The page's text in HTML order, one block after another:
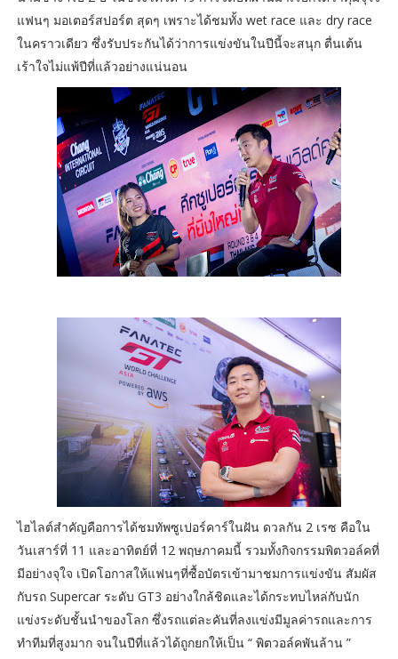
แฟนๆ มอเตอร์สปอร์ต สุดๆ เพราะได้ชมทั้ง wet race และ dry race
ในคราวเดียว ซึ่งรับประกันได้ว่าการแข่งขันในปีนี้จะสนุก ตื่นเต้น
เร้าใจไม่แพ้ปีที่แล้วอย่างแน่นอน
ไฮไลต์สำคัญคือการได้ชมทัพซูเปอร์คาร์ในฝัน ดวลกัน 2 เรซ คือใน
วันเสาร์ที่ 11 และอาทิตย์ที่ 12 พฤษภาคมนี้ รวมทั้งกิจกรรมพิตวอล์คที่
มีอย่างจุใจ เปิดโอกาสให้แฟนๆที่ซื้อบัตรเข้ามาชมการแข่งขัน สัมผัส
กับรถ Supercar ระดับ GT3 อย่างใกล้ชิดและได้กระทบไหล่กับนัก
แข่งระดับชั้นนำของโลก ซึ่งรถแต่ละคันที่ลงแข่งมีมูลค่ารถและการ
ทำทีมที่สูงมาก จนในปีที่แล้วได้ถูกยกให้เป็น “ พิตวอล์คพันล้าน ”